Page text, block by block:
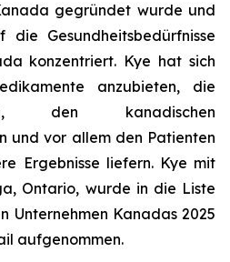
gegründet wurde und
die Gesundheitsbedürfnisse
konzentriert. Kye hat sich
anzubieten, die
den kanadischen
und vor allem den Patienten
Ergebnisse liefern. Kye mit
Ontario, wurde in die Liste
Unternehmen Kanadas 2025
aufgenommen.